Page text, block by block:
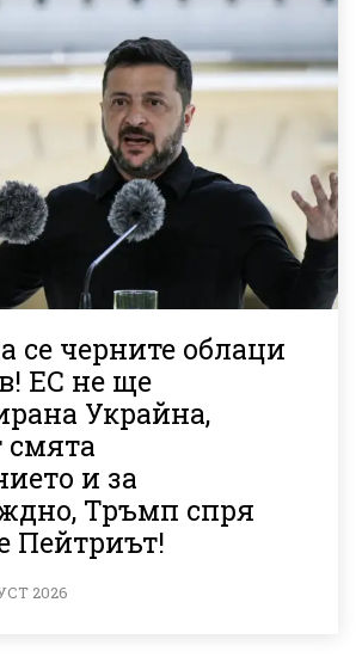
се черните облаци
ЕС не ще
Украйна,
смята
и за
Тръмп спря
Пейтриът!
2026